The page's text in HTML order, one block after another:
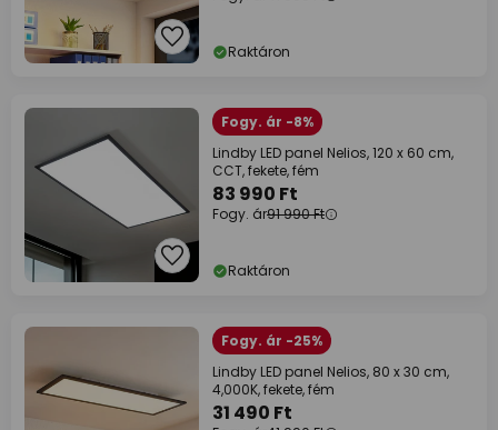
Raktáron
Fogy. ár -8%
Lindby LED panel Nelios, 120 x 60 cm,
CCT, fekete, fém
83 990 Ft
Fogy. ár91 990 Ft
Raktáron
Fogy. ár -25%
Lindby LED panel Nelios, 80 x 30 cm,
4,000K, fekete, fém
31 490 Ft